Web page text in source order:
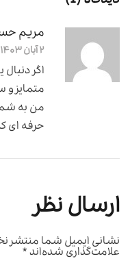
مریم
۲ آبان ۱۴۰۳
اگر
متمایز
من به
حرفه ای
ارسال نظر
نشانی ایمیل شما منتشر
علامت‌گذاری شده‌اند*